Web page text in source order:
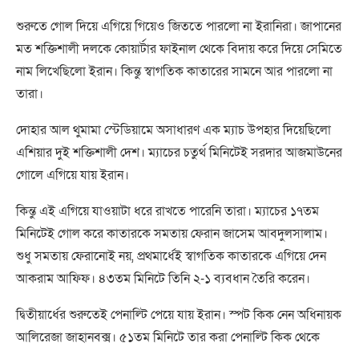
শুরুতে গোল দিয়ে এগিয়ে গিয়েও জিততে পারলো না ইরানিরা। জাপানের
মত শক্তিশালী দলকে কোয়ার্টার ফাইনাল থেকে বিদায় করে দিয়ে সেমিতে
নাম লিখেছিলো ইরান। কিন্তু স্বাগতিক কাতারের সামনে আর পারলো না
তারা।
দোহার আল থুমামা স্টেডিয়ামে অসাধারণ এক ম্যাচ উপহার দিয়েছিলো
এশিয়ার দুই শক্তিশালী দেশ। ম্যাচের চতুর্থ মিনিটেই সরদার আজমাউনের
গোলে এগিয়ে যায় ইরান।
কিন্তু এই এগিয়ে যাওয়াটা ধরে রাখতে পারেনি তারা। ম্যাচের ১৭তম
মিনিটেই গোল করে কাতারকে সমতায় ফেরান জাসেম আবদুলসালাম।
শুধু সমতায় ফেরানোই নয়, প্রথমার্ধেই স্বাগতিক কাতারকে এগিয়ে দেন
আকরাম আফিফ। ৪৩তম মিনিটে তিনি ২-১ ব্যবধান তৈরি করেন।
দ্বিতীয়ার্ধের শুরুতেই পেনাল্টি পেয়ে যায় ইরান। স্পট কিক নেন অধিনায়ক
আলিরেজা জাহানবক্স। ৫১তম মিনিটে তার করা পেনাল্টি কিক থেকে